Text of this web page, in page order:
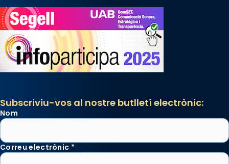
Subscriviu-vos al nostre butlletí electrònic:
Nom
Correu electrònic *